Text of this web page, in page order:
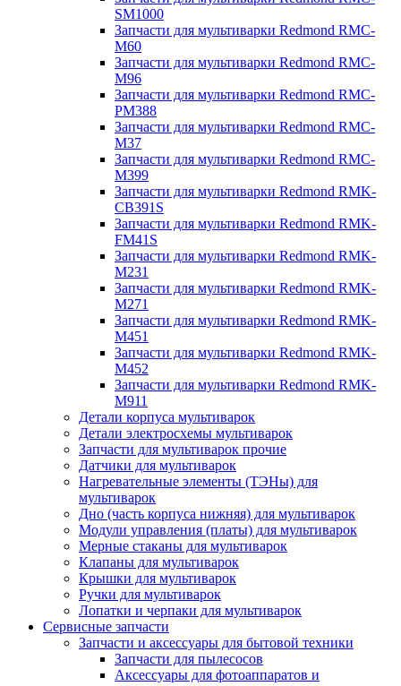
SM1000
Запчасти для мультиварки Redmond RMC-
M60
Запчасти для мультиварки Redmond RMC-
M96
Запчасти для мультиварки Redmond RMC-
PM388
Запчасти для мультиварки Redmond RMC-
M37
Запчасти для мультиварки Redmond RMC-
M399
Запчасти для мультиварки Redmond RMK-
CB391S
Запчасти для мультиварки Redmond RMK-
FM41S
Запчасти для мультиварки Redmond RMK-
M231
Запчасти для мультиварки Redmond RMK-
M271
Запчасти для мультиварки Redmond RMK-
M451
Запчасти для мультиварки Redmond RMK-
M452
Запчасти для мультиварки Redmond RMK-
M911
Детали корпуса мультиварок
Детали электросхемы мультиварок
Запчасти для мультиварок прочие
Датчики для мультиварок
Нагревательные элементы (ТЭНы) для
мультиварок
Дно (часть корпуса нижняя) для мультиварок
Модули управления (платы) для мультиварок
Мерные стаканы для мультиварок
Клапаны для мультиварок
Крышки для мультиварок
Ручки для мультиварок
Лопатки и черпаки для мультиварок
Сервисные запчасти
Запчасти и аксессуары для бытовой техники
Запчасти для пылесосов
Аксессуары для фотоаппаратов и